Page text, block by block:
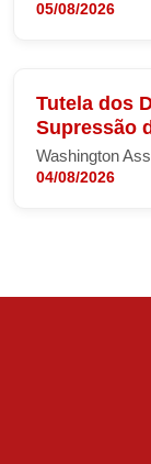
05/08/2026
Tutela dos
Supressão
Washington
04/08/2026